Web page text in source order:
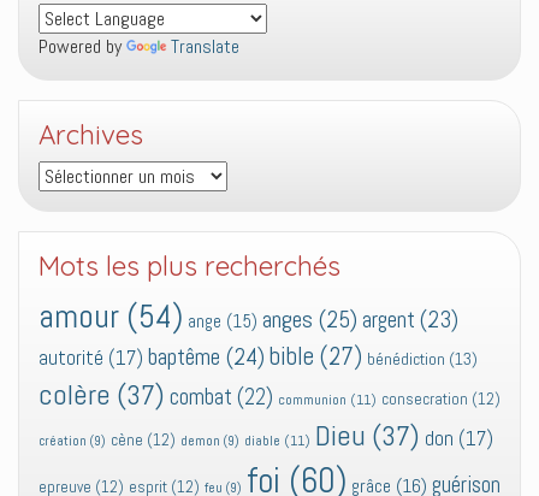
Powered by Translate
Archives
Archives
Mots les plus recherchés
amour (54) ange (15) anges (25) argent (23)
autorité (17) baptême (24) bible (27) bénédiction (13)
colère (37) combat (22) communion (11) consecration (12)
création (9) cène (12) demon (9) diable (11) Dieu (37) don (17)
epreuve (12) esprit (12) feu (9) foi (60) grâce (16) guérison